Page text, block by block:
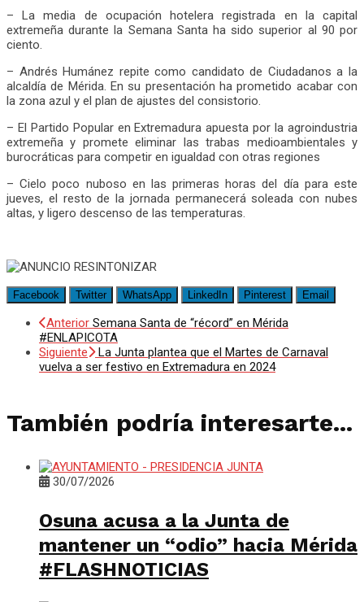
– La media de ocupación hotelera registrada en la capital
extremeña durante la Semana Santa ha sido superior al 90 por
ciento.
– Andrés Humánez repite como candidato de Ciudadanos a la
alcaldía de Mérida. En su presentación ha prometido acabar con
la zona azul y el plan de ajustes del consistorio.
– El Partido Popular en Extremadura apuesta por la agroindustria
extremeña y promete eliminar las trabas medioambientales y
burocráticas para competir en igualdad con otras regiones
– Cielo poco nuboso en las primeras horas del día para este
jueves, el resto de la jornada permanecerá soleada con nubes
altas, y ligero descenso de las temperaturas.
Facebook Twitter WhatsApp LinkedIn Pinterest Email
Anterior Semana Santa de “récord” en Mérida
#ENLAPICOTA
Siguiente
La Junta plantea que el Martes de Carnaval
vuelva a ser festivo en Extremadura en 2024
También podría interesarte...
30/07/2026
Osuna acusa a la Junta de
mantener un “odio” hacia Mérida
#FLASHNOTICIAS